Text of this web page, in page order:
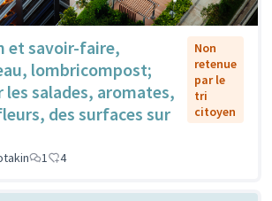
et savoir-faire,
lombricompost;
les salades, aromates,
des surfaces sur
Non
retenue
par le
tri
citoyen
1 4